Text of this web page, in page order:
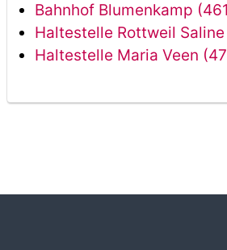
Bahnhof Blumenkamp
Haltestelle Rottweil
Haltestelle Maria Veen